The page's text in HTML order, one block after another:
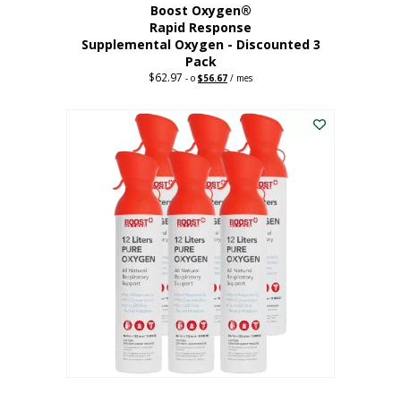
Boost Oxygen®
Rapid Response
Supplemental Oxygen - Discounted 3
Pack
$62.97 - o Precio
dólares.
$56.67 El
56,67
dólares.
/ mes